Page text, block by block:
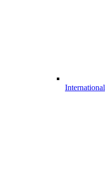
International